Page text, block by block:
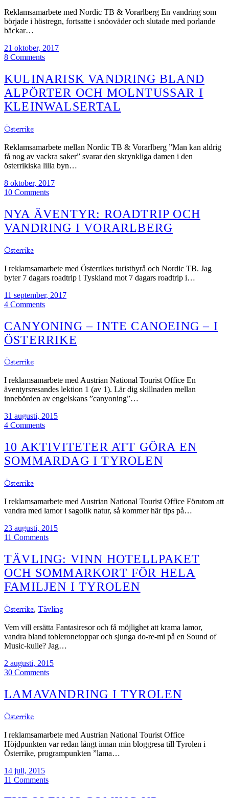
Reklamsamarbete med Nordic TB & Vorarlberg En vandring som
började i höstregn, fortsatte i snöoväder och slutade med porlande
bäckar…
21 oktober, 2017
8 Comments
KULINARISK VANDRING BLAND
ALPÖRTER OCH MOLNTUSSAR I
KLEINWALSERTAL
Österrike
Reklamsamarbete mellan Nordic TB & Vorarlberg ”Man kan aldrig
få nog av vackra saker” svarar den skrynkliga damen i den
österrikiska lilla byn…
8 oktober, 2017
10 Comments
NYA ÄVENTYR: ROADTRIP OCH
VANDRING I VORARLBERG
Österrike
I reklamsamarbete med Österrikes turistbyrå och Nordic TB. Jag
byter 7 dagars roadtrip i Tyskland mot 7 dagars roadtrip i…
11 september, 2017
4 Comments
CANYONING – INTE CANOEING – I
ÖSTERRIKE
Österrike
I reklamsamarbete med Austrian National Tourist Office En
äventyrsresandes lektion 1 (av 1). Lär dig skillnaden mellan
innebörden av engelskans ”canyoning”…
31 augusti, 2015
4 Comments
10 AKTIVITETER ATT GÖRA EN
SOMMARDAG I TYROLEN
Österrike
I reklamsamarbete med Austrian National Tourist Office Förutom att
vandra med lamor i sagolik natur, så kommer här tips på…
23 augusti, 2015
11 Comments
TÄVLING: VINN HOTELLPAKET
OCH SOMMARKORT FÖR HELA
FAMILJEN I TYROLEN
Österrike, Tävling
Vem vill ersätta Fantasiresor och få möjlighet att krama lamor,
vandra bland tobleronetoppar och sjunga do-re-mi på en Sound of
Music-kulle? Jag…
2 augusti, 2015
30 Comments
LAMAVANDRING I TYROLEN
Österrike
I reklamsamarbete med Austrian National Tourist Office
Höjdpunkten var redan långt innan min bloggresa till Tyrolen i
Österrike, programpunkten ”lama…
14 juli, 2015
11 Comments